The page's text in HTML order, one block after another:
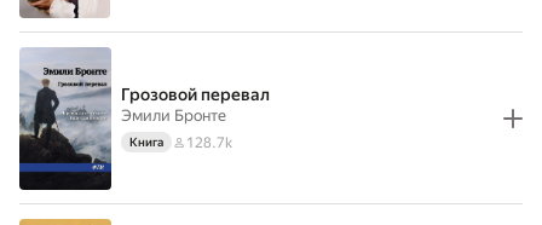
Грозовой перевал
Эмили Бронте
Книга 128.7k